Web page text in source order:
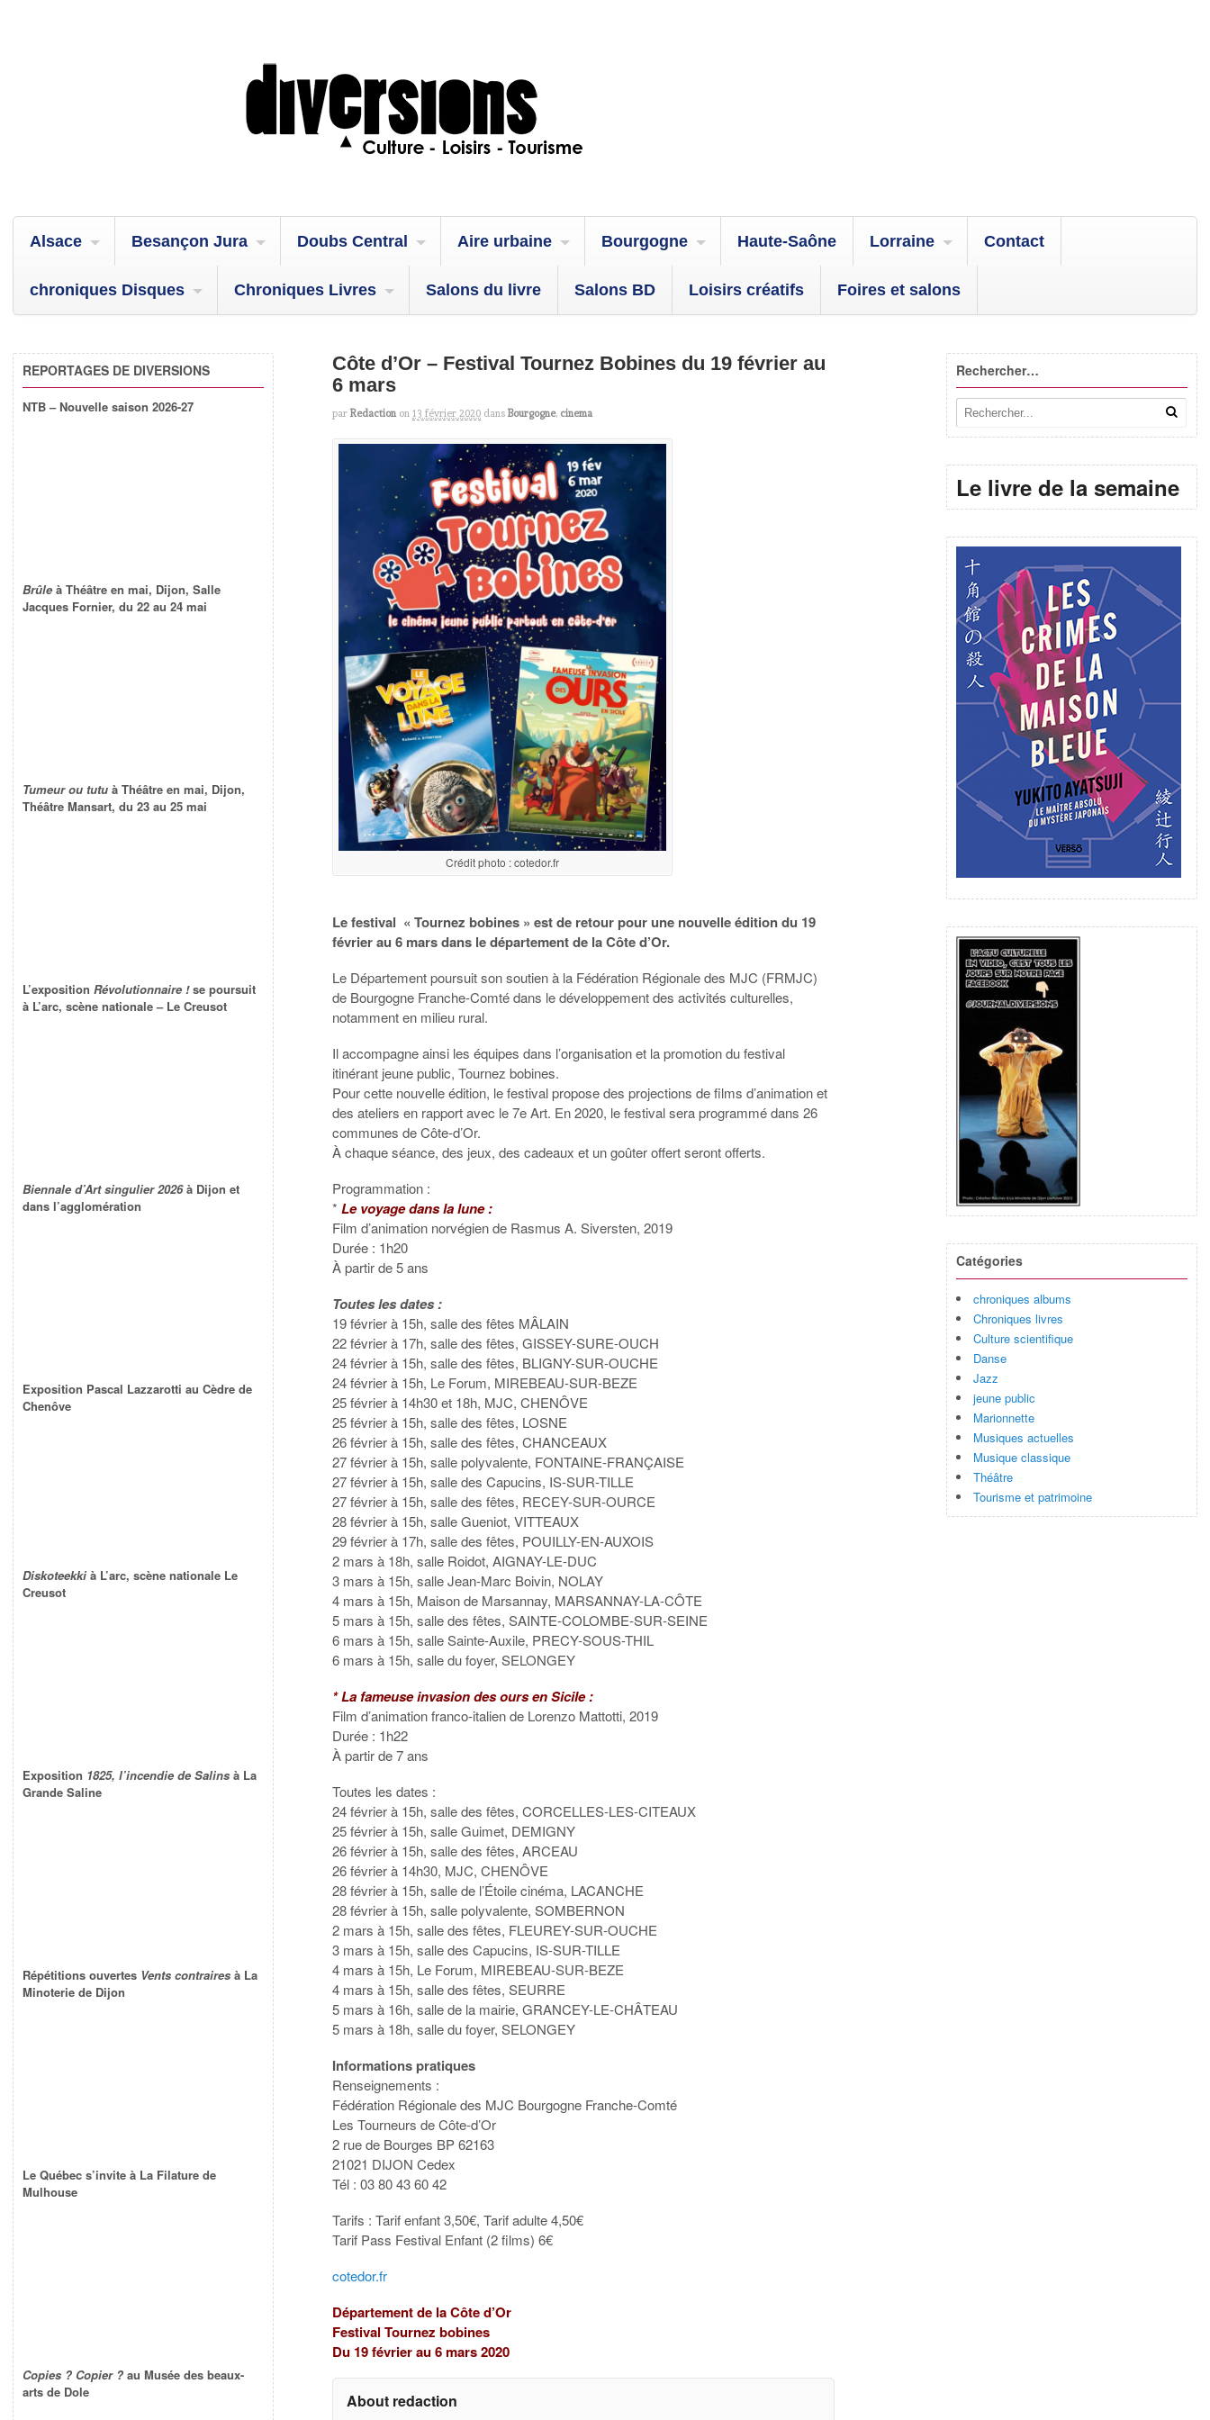
Alsace Besançon Jura Doubs Central Aire urbaine Bourgogne Haute-Saône Lorraine Contact
chroniques Disques Chroniques Livres Salons du livre Salons BD Loisirs créatifs Foires et salons
Côte d’Or – Festival Tournez Bobines du 19 février au
6 mars
par Redaction on 13 février 2020 dans Bourgogne, cinema
Crédit photo : cotedor.fr
Le festival « Tournez bobines » est de retour pour une nouvelle édition du 19
février au 6 mars dans le département de la Côte d’Or.
Le Département poursuit son soutien à la Fédération Régionale des MJC (FRMJC)
de Bourgogne Franche-Comté dans le développement des activités culturelles,
notamment en milieu rural.
Il accompagne ainsi les équipes dans l’organisation et la promotion du festival
itinérant jeune public, Tournez bobines.
Pour cette nouvelle édition, le festival propose des projections de films d’animation et
des ateliers en rapport avec le 7e Art. En 2020, le festival sera programmé dans 26
communes de Côte-d’Or.
À chaque séance, des jeux, des cadeaux et un goûter offert seront offerts.
Programmation :
* Le voyage dans la lune :
Film d’animation norvégien de Rasmus A. Siversten, 2019
Durée : 1h20
À partir de 5 ans
Toutes les dates :
19 février à 15h, salle des fêtes MÂLAIN
22 février à 17h, salle des fêtes, GISSEY-SURE-OUCH
24 février à 15h, salle des fêtes, BLIGNY-SUR-OUCHE
24 février à 15h, Le Forum, MIREBEAU-SUR-BEZE
25 février à 14h30 et 18h, MJC, CHENÔVE
25 février à 15h, salle des fêtes, LOSNE
26 février à 15h, salle des fêtes, CHANCEAUX
27 février à 15h, salle polyvalente, FONTAINE-FRANÇAISE
27 février à 15h, salle des Capucins, IS-SUR-TILLE
27 février à 15h, salle des fêtes, RECEY-SUR-OURCE
28 février à 15h, salle Gueniot, VITTEAUX
29 février à 17h, salle des fêtes, POUILLY-EN-AUXOIS
2 mars à 18h, salle Roidot, AIGNAY-LE-DUC
3 mars à 15h, salle Jean-Marc Boivin, NOLAY
4 mars à 15h, Maison de Marsannay, MARSANNAY-LA-CÔTE
5 mars à 15h, salle des fêtes, SAINTE-COLOMBE-SUR-SEINE
6 mars à 15h, salle Sainte-Auxile, PRECY-SOUS-THIL
6 mars à 15h, salle du foyer, SELONGEY
* La fameuse invasion des ours en Sicile :
Film d’animation franco-italien de Lorenzo Mattotti, 2019
Durée : 1h22
À partir de 7 ans
Toutes les dates :
24 février à 15h, salle des fêtes, CORCELLES-LES-CITEAUX
25 février à 15h, salle Guimet, DEMIGNY
26 février à 15h, salle des fêtes, ARCEAU
26 février à 14h30, MJC, CHENÔVE
28 février à 15h, salle de l’Étoile cinéma, LACANCHE
28 février à 15h, salle polyvalente, SOMBERNON
2 mars à 15h, salle des fêtes, FLEUREY-SUR-OUCHE
3 mars à 15h, salle des Capucins, IS-SUR-TILLE
4 mars à 15h, Le Forum, MIREBEAU-SUR-BEZE
4 mars à 15h, salle des fêtes, SEURRE
5 mars à 16h, salle de la mairie, GRANCEY-LE-CHÂTEAU
5 mars à 18h, salle du foyer, SELONGEY
Informations pratiques
Renseignements :
Fédération Régionale des MJC Bourgogne Franche-Comté
Les Tourneurs de Côte-d’Or
2 rue de Bourges BP 62163
21021 DIJON Cedex
Tél : 03 80 43 60 42
Tarifs : Tarif enfant 3,50€, Tarif adulte 4,50€
Tarif Pass Festival Enfant (2 films) 6€
cotedor.fr
Département de la Côte d’Or
Festival Tournez bobines
Du 19 février au 6 mars 2020
About redaction
Rechercher…
Le livre de la semaine
Catégories
chroniques albums
Chroniques livres
Culture scientifique
Danse
Jazz
jeune public
Marionnette
Musiques actuelles
Musique classique
Théâtre
Tourisme et patrimoine
REPORTAGES DE DIVERSIONS
NTB – Nouvelle saison 2026-27
Brûle à Théâtre en mai, Dijon, Salle
Jacques Fornier, du 22 au 24 mai
Tumeur ou tutu à Théâtre en mai, Dijon,
Théâtre Mansart, du 23 au 25 mai
L’exposition Révolutionnaire !se poursuit
à L’arc, scène nationale – Le Creusot
Biennale d’Art singulier 2026à Dijon et
dans l’agglomération
Exposition Pascal Lazzarotti au Cèdre de
Chenôve
Diskoteekki à L’arc, scène nationale Le
Creusot
Exposition 1825, l’incendie de Salins à La
Grande Saline
Répétitions ouvertes Vents contraires à La
Minoterie de Dijon
Le Québec s’invite à La Filature de
Mulhouse
Copies ? Copier ? au Musée des beaux-
arts de Dole